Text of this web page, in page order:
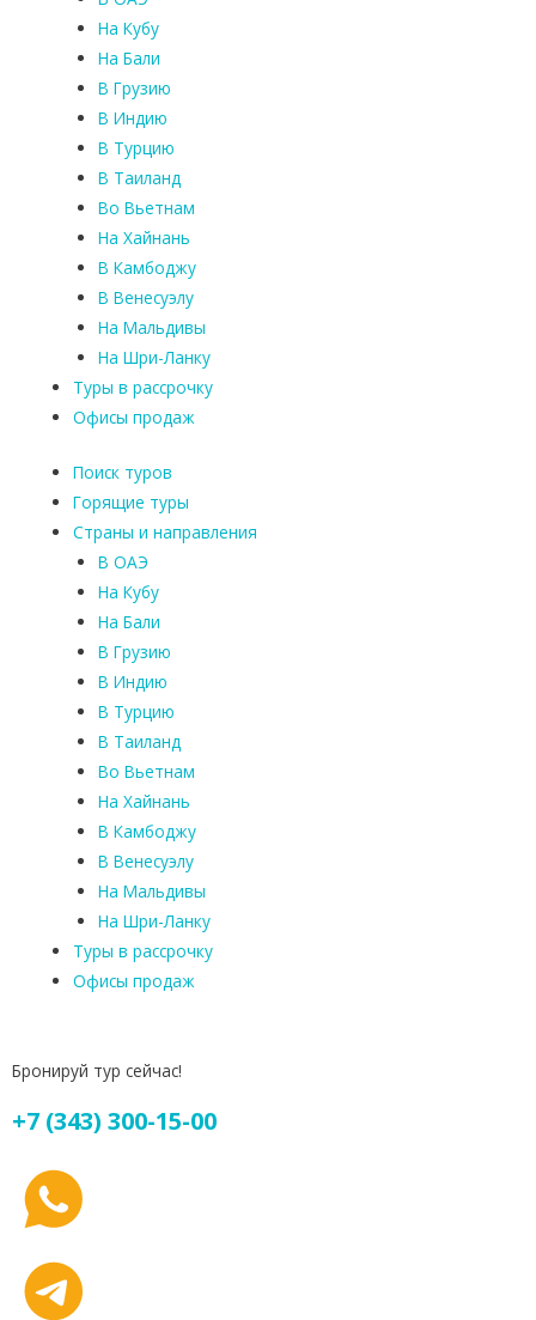
На Кубу
На Бали
В Грузию
В Индию
В Турцию
В Таиланд
Во Вьетнам
На Хайнань
В Камбоджу
В Венесуэлу
На Мальдивы
На Шри-Ланку
Туры в рассрочку
Офисы продаж
Поиск туров
Горящие туры
Страны и направления
В ОАЭ
На Кубу
На Бали
В Грузию
В Индию
В Турцию
В Таиланд
Во Вьетнам
На Хайнань
В Камбоджу
В Венесуэлу
На Мальдивы
На Шри-Ланку
Туры в рассрочку
Офисы продаж
Бронируй тур сейчас!
+7 (343) 300-15-00